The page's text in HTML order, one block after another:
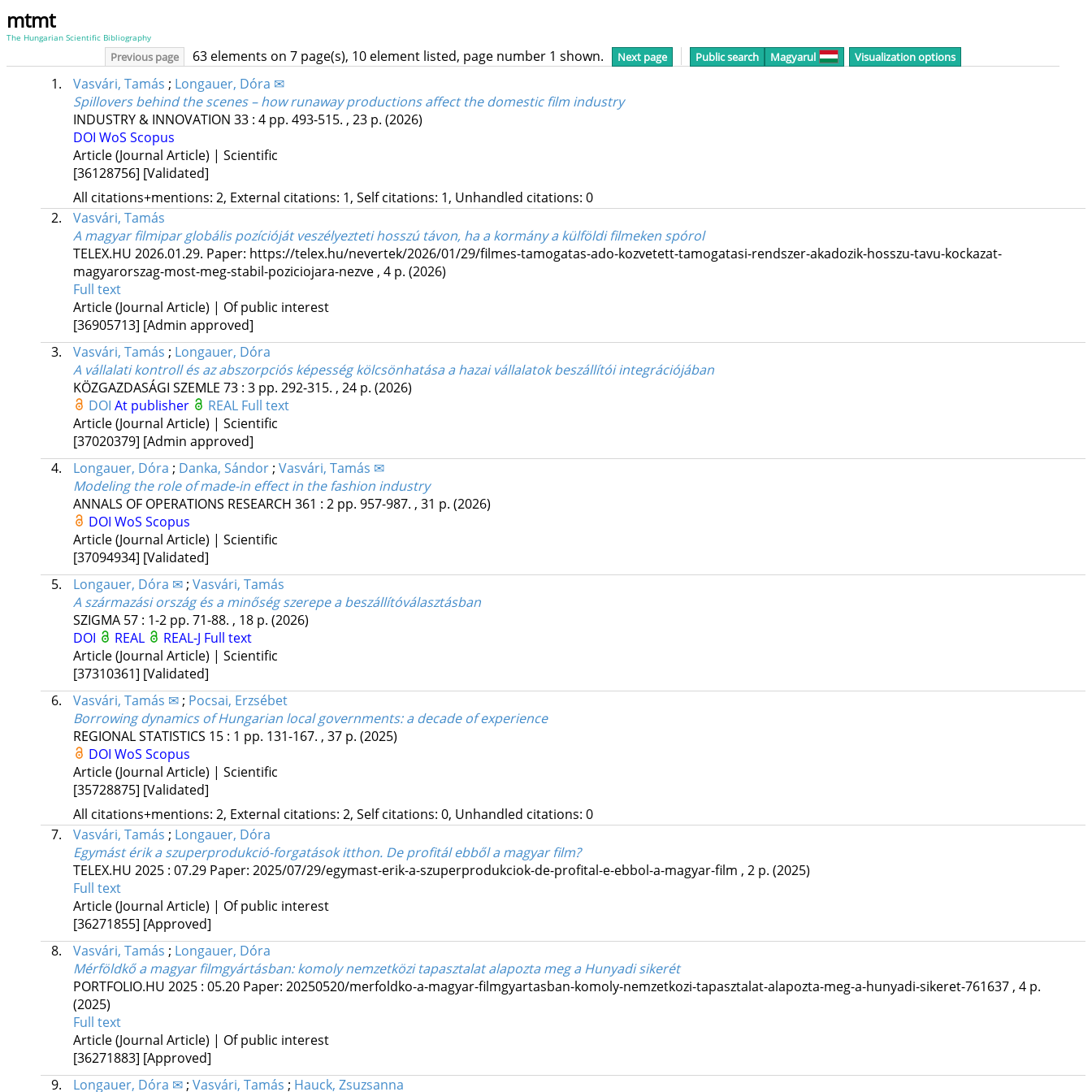
mtmt
The Hungarian Scientific Bibliography
Previous page 63 elements on 7 page(s), 10 element listed, page number 1 shown. Next page Public search Magyarul Visualization options
1. Vasvári, Tamás ; Longauer, Dóra ✉
Spillovers behind the scenes – how runaway productions affect the domestic film industry
INDUSTRY & INNOVATION 33: 4 pp. 493-515. , 23 p. (2026)
DOI WoS Scopus
Article (Journal Article) | Scientific
[36128756] [Validated]
All citations+mentions: 2, External citations: 1, Self citations: 1, Unhandled citations: 0
2.
Vasvári, Tamás
A magyar filmipar globális pozícióját veszélyezteti hosszú távon, ha a kormány a külföldi filmeken spórol
TELEX.HU 2026.01.29. Paper: https://telex.hu/nevertek/2026/01/29/filmes-tamogatas-ado-kozvetett-tamogatasi-rendszer-akadozik-hosszu-tavu-kockazat-
magyarorszag-most-meg-stabil-poziciojara-nezve , 4 p. (2026)
Full text
Article (Journal Article) | Of public interest
[36905713] [Admin approved]
3.
Vasvári, Tamás ; Longauer, Dóra
A vállalati kontroll és az abszorpciós képesség kölcsönhatása a hazai vállalatok beszállítói integrációjában
KÖZGAZDASÁGI SZEMLE 73: 3 pp. 292-315. , 24 p. (2026)
DOI At publisher REAL Full text
Article (Journal Article) | Scientific
[37020379] [Admin approved]
4.
Longauer, Dóra ; Danka, Sándor; Vasvári, Tamás ✉
Modeling the role of made-in effect in the fashion industry
ANNALS OF OPERATIONS RESEARCH 361 : 2 pp. 957-987. , 31 p. (2026)
DOI WoS Scopus
Article (Journal Article) | Scientific
[37094934] [Validated]
5.
Longauer, Dóra ✉; Vasvári, Tamás
A származási ország és a minőség szerepe a beszállítóválasztásban
SZIGMA 57: 1-2 pp. 71-88. , 18 p. (2026)
DOI
REAL REAL-J Full text
Article (Journal Article) | Scientific
[37310361] [Validated]
6.
Vasvári, Tamás ✉; Pocsai, Erzsébet
Borrowing dynamics of Hungarian local governments: a decade of experience
REGIONAL STATISTICS 15: 1 pp. 131-167. , 37 p. (2025)
DOI WoS Scopus
Article (Journal Article) | Scientific
[35728875] [Validated]
All citations+mentions: 2, External citations: 2, Self citations: 0, Unhandled citations: 0
7.
Vasvári, Tamás ; Longauer, Dóra
Egymást érik a szuperprodukció-forgatások itthon. De profitál ebből a magyar film?
TELEX.HU 2025: 07.29 Paper: 2025/07/29/egymast-erik-a-szuperprodukciok-de-profital-e-ebbol-a-magyar-film , 2 p. (2025)
Full text
Article (Journal Article) | Of public interest
[36271855] [Approved]
8.
Vasvári, Tamás ; Longauer, Dóra
Mérföldkő a magyar filmgyártásban: komoly nemzetközi tapasztalat alapozta meg a Hunyadi sikerét
PORTFOLIO.HU 2025: 05.20 Paper: 20250520/merfoldko-a-magyar-filmgyartasban-komoly-nemzetkozi-tapasztalat-alapozta-meg-a-hunyadi-sikeret-761637 , 4 p.
(2025)
Full text
Article (Journal Article) | Of public interest
[36271883] [Approved]
9.
Longauer, Dóra ✉; Vasvári, Tamás ; Hauck, Zsuzsanna